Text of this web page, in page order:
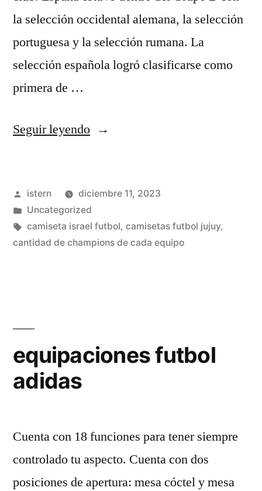
la selección occidental alemana, la selección
portuguesa y la selección rumana. La
selección española logró clasificarse como
primera de …
Seguir leyendo«camisetas
Publicado
por
istern
diciembre 11, 2023
Publicado
en
Uncategorized
Etiquetas:
camiseta israel futbol, camisetas futbol jujuy,
cantidad de champions de cada equipo
equipaciones futbol
adidas
Cuenta con 18 funciones para tener siempre
controlado tu aspecto. Cuenta con dos
posiciones de apertura: mesa cóctel y mesa